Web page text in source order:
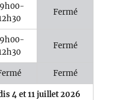
Fermé
Fermé
Fermé
4 et 11 juillet 2026